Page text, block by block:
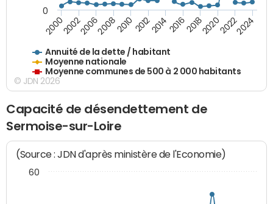
Annuité de la dette / habitant
Moyenne nationale
Moyenne communes de 500 à 2 000 habitants
20002002200620082010 2012201420162018202020222024
0
© JDN 2026
Capacité de désendettement de
Sermoise-sur-Loire
(Source : JDN d'après ministère de l'Economie)
60